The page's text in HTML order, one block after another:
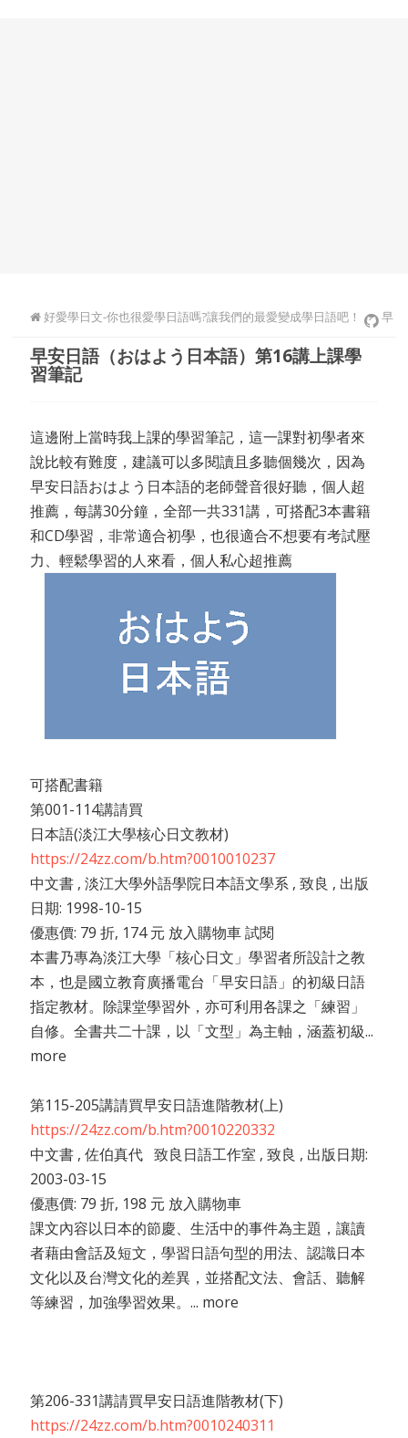
好愛學日文-你也很愛學日語嗎?讓我們的最愛變成學日語吧！ 早
安日文
早安日語（おはよう日本語）第16講上課學
習筆記
這邊附上當時我上課的學習筆記，這一課對初學者來
說比較有難度，建議可以多閱讀且多聽個幾次，因為
早安日語おはよう日本語的老師聲音很好聽，個人超
推薦，每講30分鐘，全部一共331講，可搭配3本書籍
和CD學習，非常適合初學，也很適合不想要有考試壓
力、輕鬆學習的人來看，個人私心超推薦
可搭配書籍
第001-114講請買
日本語(淡江大學核心日文教材)
https://24zz.com/b.htm?0010010237
中文書 , 淡江大學外語學院日本語文學系 , 致良 , 出版
日期: 1998-10-15
優惠價: 79 折, 174 元 放入購物車 試閱
本書乃專為淡江大學「核心日文」學習者所設計之教
本，也是國立教育廣播電台「早安日語」的初級日語
指定教材。除課堂學習外，亦可利用各課之「練習」
自修。全書共二十課，以「文型」為主軸，涵蓋初級...
more
第115-205講請買早安日語進階教材(上)
https://24zz.com/b.htm?0010220332
中文書 , 佐伯真代 致良日語工作室 , 致良 , 出版日期:
2003-03-15
優惠價: 79 折, 198 元 放入購物車
課文內容以日本的節慶、生活中的事件為主題，讓讀
者藉由會話及短文，學習日語句型的用法、認識日本
文化以及台灣文化的差異，並搭配文法、會話、聽解
等練習，加強學習效果。... more
第206-331講請買早安日語進階教材(下)
https://24zz.com/b.htm?0010240311